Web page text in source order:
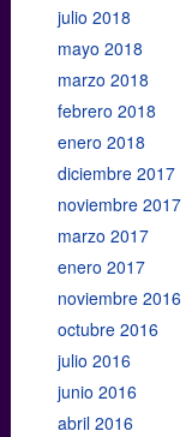
julio 2018
mayo 2018
marzo 2018
febrero 2018
enero 2018
diciembre 2017
noviembre 2017
marzo 2017
enero 2017
noviembre 2016
octubre 2016
julio 2016
junio 2016
abril 2016